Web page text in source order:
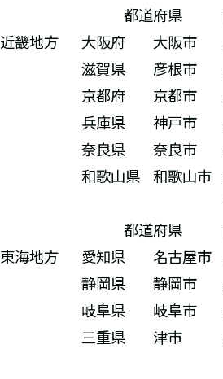
都道府県
近畿地方
大阪府 大阪市
滋賀県
彦根市
京都府
京都市
兵庫県
神戸市
奈良県
奈良市
和歌山県
和歌山市
都道府県
東海地方
愛知県 名古屋市
静岡県
静岡市
岐阜県
岐阜市
三重県
津市